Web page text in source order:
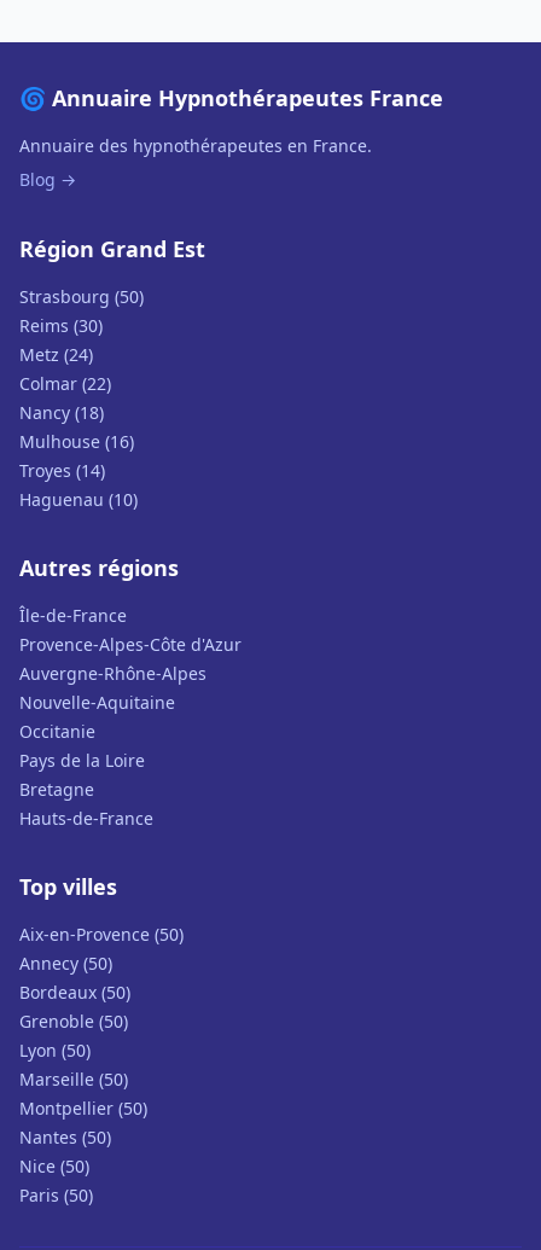
🌀 Annuaire Hypnothérapeutes France
Annuaire des hypnothérapeutes en France.
Blog →
Région Grand Est
Strasbourg (50)
Reims (30)
Metz (24)
Colmar (22)
Nancy (18)
Mulhouse (16)
Troyes (14)
Haguenau (10)
Autres régions
Île-de-France
Provence-Alpes-Côte d'Azur
Auvergne-Rhône-Alpes
Nouvelle-Aquitaine
Occitanie
Pays de la Loire
Bretagne
Hauts-de-France
Top villes
Aix-en-Provence (50)
Annecy (50)
Bordeaux (50)
Grenoble (50)
Lyon (50)
Marseille (50)
Montpellier (50)
Nantes (50)
Nice (50)
Paris (50)